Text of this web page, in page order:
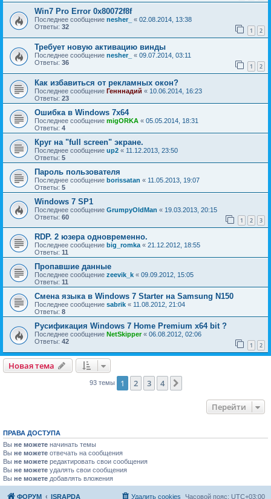
Win7 Pro Error 0x80072f8f
Последнее сообщение nesher_ « 02.08.2014, 13:38
Ответы: 32 1 2
Требует новую активацию винды
Последнее сообщение nesher_ « 09.07.2014, 03:11
Ответы: 36 1 2
Как избавиться от рекламных окон?
Последнее сообщение Генннадий « 10.06.2014, 16:23
Ответы: 23
Ошибка в Windows 7x64
Последнее сообщение migORKA « 05.05.2014, 18:31
Ответы: 4
Круг на "full screen" экране.
Последнее сообщение up2 « 11.12.2013, 23:50
Ответы: 5
Пароль пользователя
Последнее сообщение borissatan « 11.05.2013, 19:07
Ответы: 5
Windows 7 SP1
Последнее сообщение GrumpyOldMan « 19.03.2013, 20:15
Ответы: 60 1 2 3
RDP. 2 юзера одновременно.
Последнее сообщение big_romka « 21.12.2012, 18:55
Ответы: 11
Пропавшие данные
Последнее сообщение zeevik_k « 09.09.2012, 15:05
Ответы: 11
Смена языка в Windows 7 Starter на Samsung N150
Последнее сообщение sabrik « 11.08.2012, 21:04
Ответы: 8
Русификация Windows 7 Home Premium x64 bit ?
Последнее сообщение NetSkipper« 06.08.2012, 02:06
Ответы: 42 1 2
Новая тема
Новаятема
93 темы 1 2 3 4
Перейти
ПРАВА ДОСТУПА
Вы не можете начинать темы
Вы не можете отвечать на сообщения
Вы не можете редактировать свои сообщения
Вы не можете удалять свои сообщения
Вы не можете добавлять вложения
ФОРУМ ISRAPDA Часовой пояс: UTC+03:00
Удалить cookies